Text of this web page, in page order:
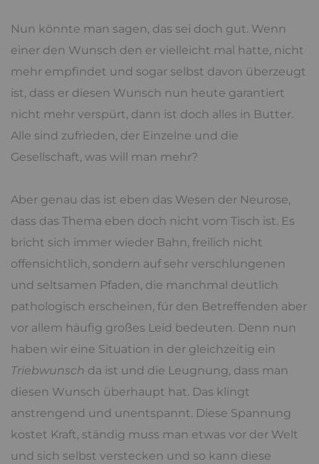
Nun könnte man sagen, das sei doch gut. Wenn
einer den Wunsch den er vielleicht mal hatte, nicht
mehr empfindet und sogar selbst davon überzeugt
ist, dass er diesen Wunsch nun heute garantiert
nicht mehr verspürt, dann ist doch alles in Butter.
Alle sind zufrieden, der Einzelne und die
Gesellschaft, was will man mehr?
Aber genau das ist eben das Wesen der Neurose,
dass das Thema eben doch nicht vom Tisch ist. Es
bricht sich immer wieder Bahn, freilich nicht
offensichtlich, sondern auf sehr verschlungenen
und seltsamen Pfaden, die manchmal deutlich
pathologisch erscheinen, für den Betreffenden aber
vor allem häufig großes Leid bedeuten. Denn nun
haben wir eine Situation in der gleichzeitig ein
Triebwunsch da ist und die Leugnung, dass man
diesen Wunsch überhaupt hat. Das klingt
anstrengend und unentspannt. Diese Spannung
kostet Kraft, ständig muss man etwas vor der Welt
und sich selbst verstecken und so kann diese